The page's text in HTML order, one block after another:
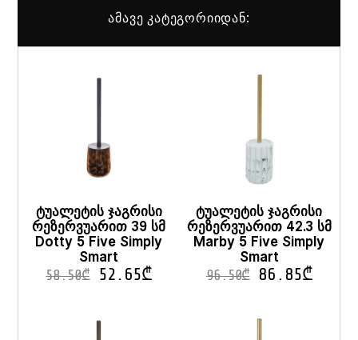
ამავე კატეგორიიდან:
ტუალეტის ჯაგრისი
რეზერვუარით 39 სმ
Dotty 5 Five Simply
Smart
58.50₾ 52.65₾
ტუალეტის ჯაგრისი
რეზერვუარით 42.3 სმ
Marby 5 Five Simply
Smart
96.50₾ 86.85₾